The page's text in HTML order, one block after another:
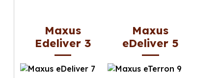
Maxus
Edeliver 3
Maxus
eDeliver 5